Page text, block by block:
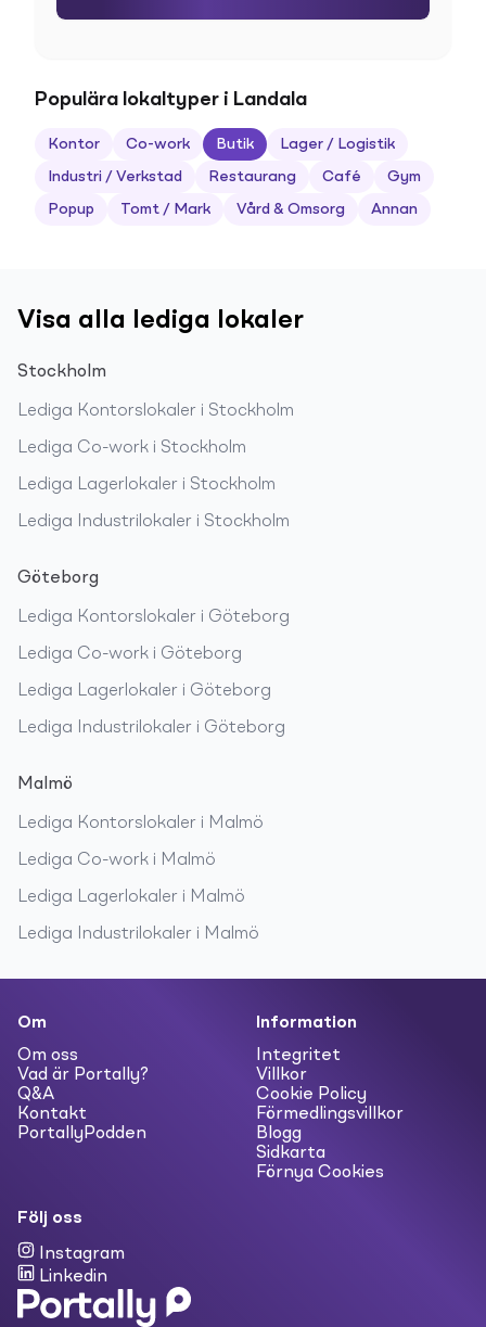
Populära lokaltyper i Landala
Kontor Co-work Butik Lager / Logistik
Industri / Verkstad Restaurang Café Gym
Popup Tomt / Mark Vård & Omsorg Annan
Visa alla lediga lokaler
Stockholm
Lediga Kontorslokaler i Stockholm
Lediga Co-work i Stockholm
Lediga Lagerlokaler i Stockholm
Lediga Industrilokaler i Stockholm
Göteborg
Lediga Kontorslokaler i Göteborg
Lediga Co-work i Göteborg
Lediga Lagerlokaler i Göteborg
Lediga Industrilokaler i Göteborg
Malmö
Lediga Kontorslokaler i Malmö
Lediga Co-work i Malmö
Lediga Lagerlokaler i Malmö
Lediga Industrilokaler i Malmö
Om
Om oss
Vad är Portally?
Q&A
Kontakt
PortallyPodden
Information
Integritet
Villkor
Cookie Policy
Förmedlingsvillkor
Blogg
Sidkarta
Förnya Cookies
Följ oss
Instagram
Linkedin